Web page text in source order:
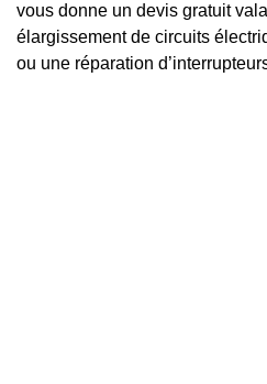
vous donne un devis gratuit
élargissement de circuits
ou une réparation